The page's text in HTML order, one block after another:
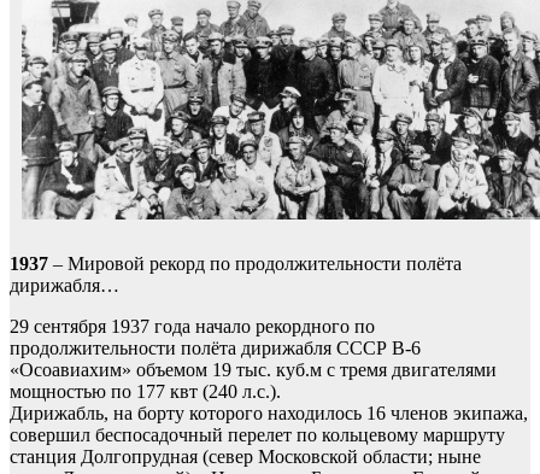
1937 – Мировой рекорд по продолжительности полёта
дирижабля…
29 сентября 1937 года начало рекордного по
продолжительности полёта дирижабля СССР В-6
«Осоавиахим» объемом 19 тыс. куб.м с тремя двигателями
мощностью по 177 квт (240 л.с.).
Дирижабль, на борту которого находилось 16 членов экипажа,
совершил беспосадочный перелет по кольцевому маршруту
станция Долгопрудная (север Московской области; ныне